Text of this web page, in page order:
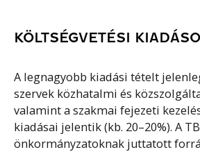
KÖLTSÉGVETÉSI
A legnagyobb kiadási tételt
szervek közhatalmi és
valamint a szakmai fejezeti
kiadásai jelentik (kb. 20–20%). A
önkormányzatoknak juttatott